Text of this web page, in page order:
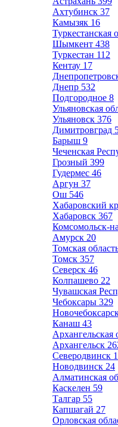
Ахтубинск 37
Камызяк 16
Туркестанская
Шымкент 438
Туркестан 112
Кентау 17
Днепр 532
Подгородное 8
Ульяновская
Ульяновск 376
Димитровград
Барыш 9
Чеченская
Грозный 399
Гудермес 46
Аргун 37
Ош 546
Хабаровский
Хабаровск 367
Комсомольск-
Амурск 20
Томская
Томск 357
Северск 46
Колпашево 22
Чувашская
Чебоксары 329
Канаш 43
Архангельская
Архангельск
Северодвинск
Новодвинск 24
Алматинская
Каскелен 59
Талгар 55
Капшагай 27
Орловская